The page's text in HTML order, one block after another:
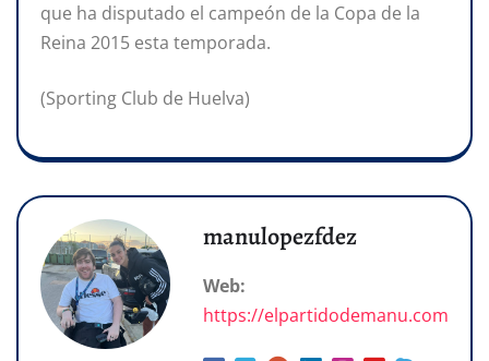
que ha disputado el campeón de la Copa de la
Reina 2015 esta temporada.
(Sporting Club de Huelva)
manulopezfdez
Web:
https://elpartidodemanu.com